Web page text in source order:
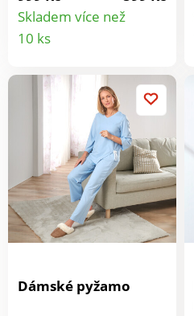
vzhledem díky tričkové
vsadce. Rafinovaný
vzhled. Tričková
kombinovatelný.
Skladem více než
10 ks
Dámské pyžamo